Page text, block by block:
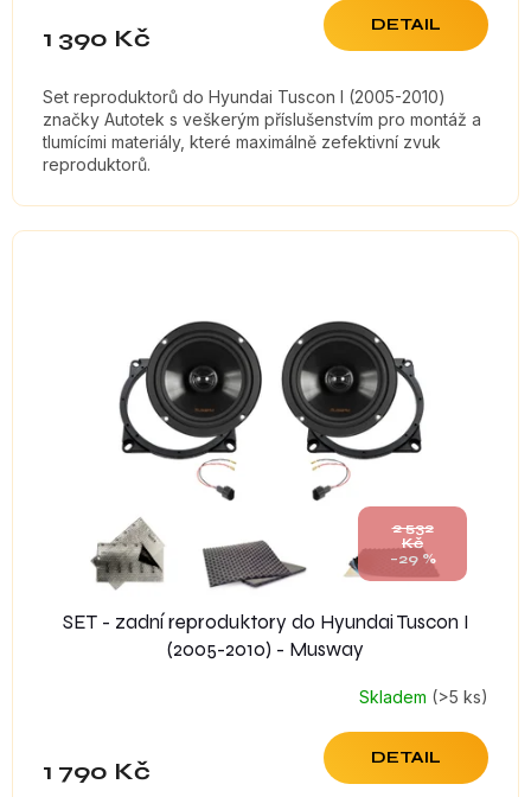
1 390 Kč DETAIL
Set reproduktorů do Hyundai Tuscon I (2005-2010)
značky Autotek s veškerým příslušenstvím pro montáž a
tlumícími materiály, které maximálně zefektivní zvuk
reproduktorů.
2 532
Kč
–29 %
SET - zadní reproduktory do Hyundai Tuscon I
(2005-2010) - Musway
Skladem (>5 ks)
1 790 Kč DETAIL